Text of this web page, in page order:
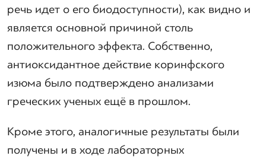
речь идет о его биодоступности), как видно и
является основной причиной столь
положительного эффекта. Собственно,
антиоксидантное действие коринфского
изюма было подтверждено анализами
греческих ученых ещё в прошлом.
Кроме этого, аналогичные результаты были
получены и в ходе лабораторных